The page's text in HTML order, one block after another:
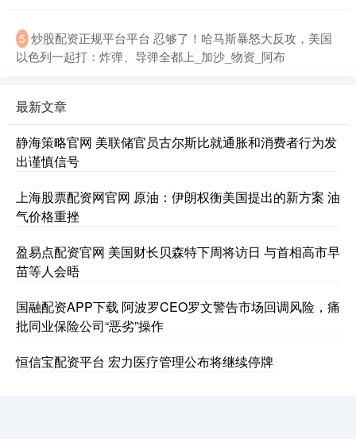
5 炒股配资正规平台平台 忍够了！哈马斯暴怒大反攻，美国
以色列一起打：炸弹、导弹全都上_加沙_物资_阿布
最新文章
静海策略官网 美联储官员古尔斯比就通胀和消费者行为发
出谨慎信号
上海股票配资网官网 原油：伊朗权衡美国提出的新方案 油
气价格重挫
盈易点配资官网 美国财长贝森特下周将访日 与首相高市早
苗等人会晤
国融配资APP下载 阿波罗CEO罗文警告市场回调风险，痛
批同业保险公司“恶劣”操作
恒信宝配资平台 宏力医疗管理公布将继续停牌